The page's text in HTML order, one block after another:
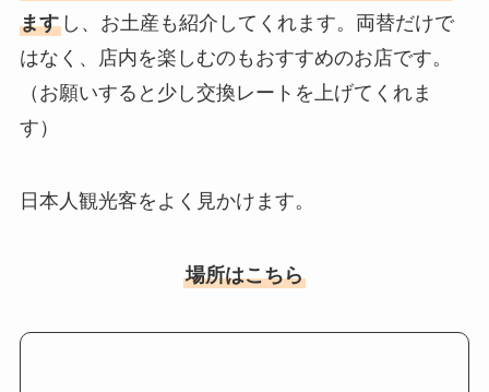
ますし、お土産も紹介してくれます。両替だけで
はなく、店内を楽しむのもおすすめのお店です。
（お願いすると少し交換レートを上げてくれま
す）
日本人観光客をよく見かけます。
場所はこちら